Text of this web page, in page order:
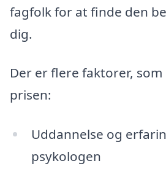
fagfolk for at finde den
dig.
Der er flere faktorer,
prisen:
Uddannelse og
psykologen